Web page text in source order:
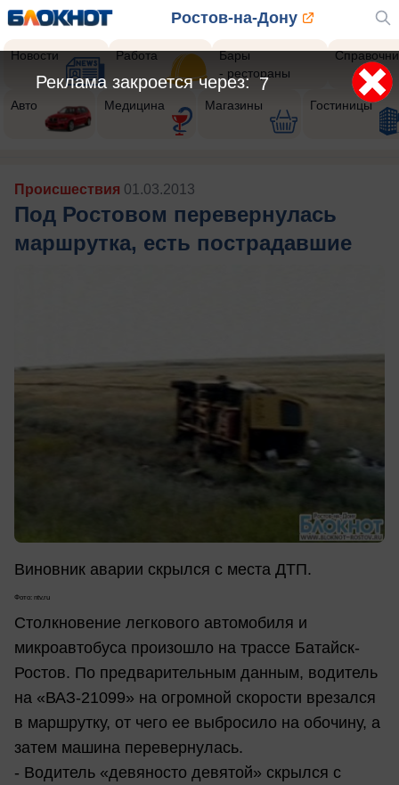
Ростов-на-Дону
Новости Работа
Бары
- рестораны
Авто Медицина Магазины Гостиницы
Происшествия 01.03.2013
Под Ростовом перевернулась
маршрутка, есть пострадавшие
Виновник аварии скрылся с места ДТП.
Фото: ntv.ru
Столкновение легкового автомобиля и
микроавтобуса произошло на трассе Батайск-
Ростов. По предварительным данным, водитель
на «ВАЗ-21099» на огромной скорости врезался
в маршрутку, от чего ее выбросило на обочину, а
затем машина перевернулась.
- Водитель «девяносто девятой» скрылся с
5
Реклама закроется через: